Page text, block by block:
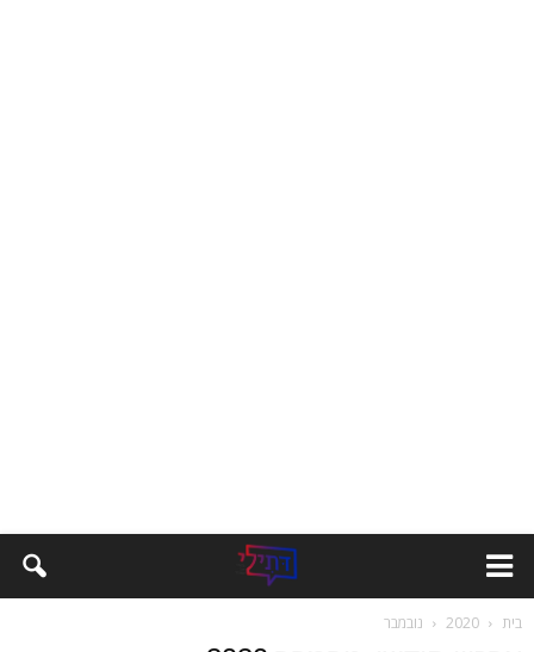
בית 2020 נובמבר